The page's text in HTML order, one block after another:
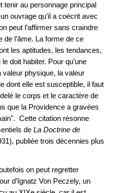
tenir au personnage principal
ouvrage qu’il a coécrit avec
peut l’affirmer sans craindre
de l’âme. La forme de ce
les aptitudes, les tendances,
doit habiter. Pour qu’une
valeur physique, la valeur
dont elle est susceptible, il faut
le corps et le caractère de
que la Providence a gravées
Cette citation résonne
de La Doctrine de
publiée trois décennies plus
on peut regretter
d’Ignatz Von Peczely, un